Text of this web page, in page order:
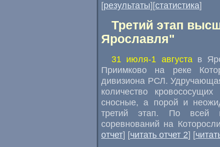
[результаты][статистика]
Третий этап
Ярославля"
31 июля-1 августа в
Приимково на реке
дивизиона РСЛ.
количество
сносные, а порой и
третий этап. По всей
соревнований на
отчет] [читать отчет 2] [